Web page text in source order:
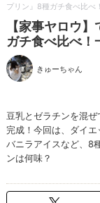
プリン』8種ガチ食べ比べ
【家事ヤロウ
ガチ食べ比べ！
きゅーちゃん
豆乳とゼラチンを混
完成！今回は、ダイエ
バニラアイスなど、8
ンは何味？